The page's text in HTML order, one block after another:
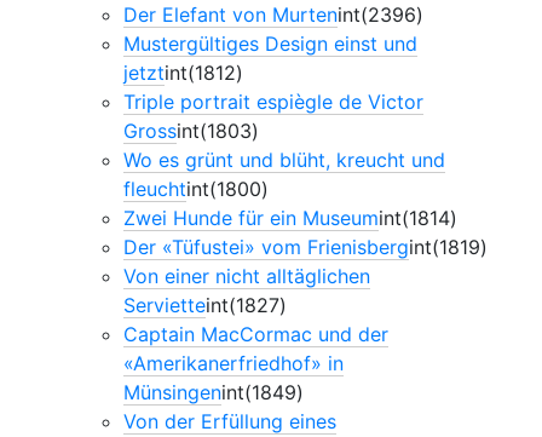
Der Elefant von Murtenint(2396)
Mustergültiges Design einst und
jetztint(1812)
Triple portrait espiègle de Victor
Grossint(1803)
Wo es grünt und blüht, kreucht und
fleuchtint(1800)
Zwei Hunde für ein Museumint(1814)
Der «Tüfustei» vom Frienisbergint(1819)
Von einer nicht alltäglichen
Servietteint(1827)
Captain MacCormac und der
«Amerikanerfriedhof» in
Münsingenint(1849)
Von der Erfüllung eines